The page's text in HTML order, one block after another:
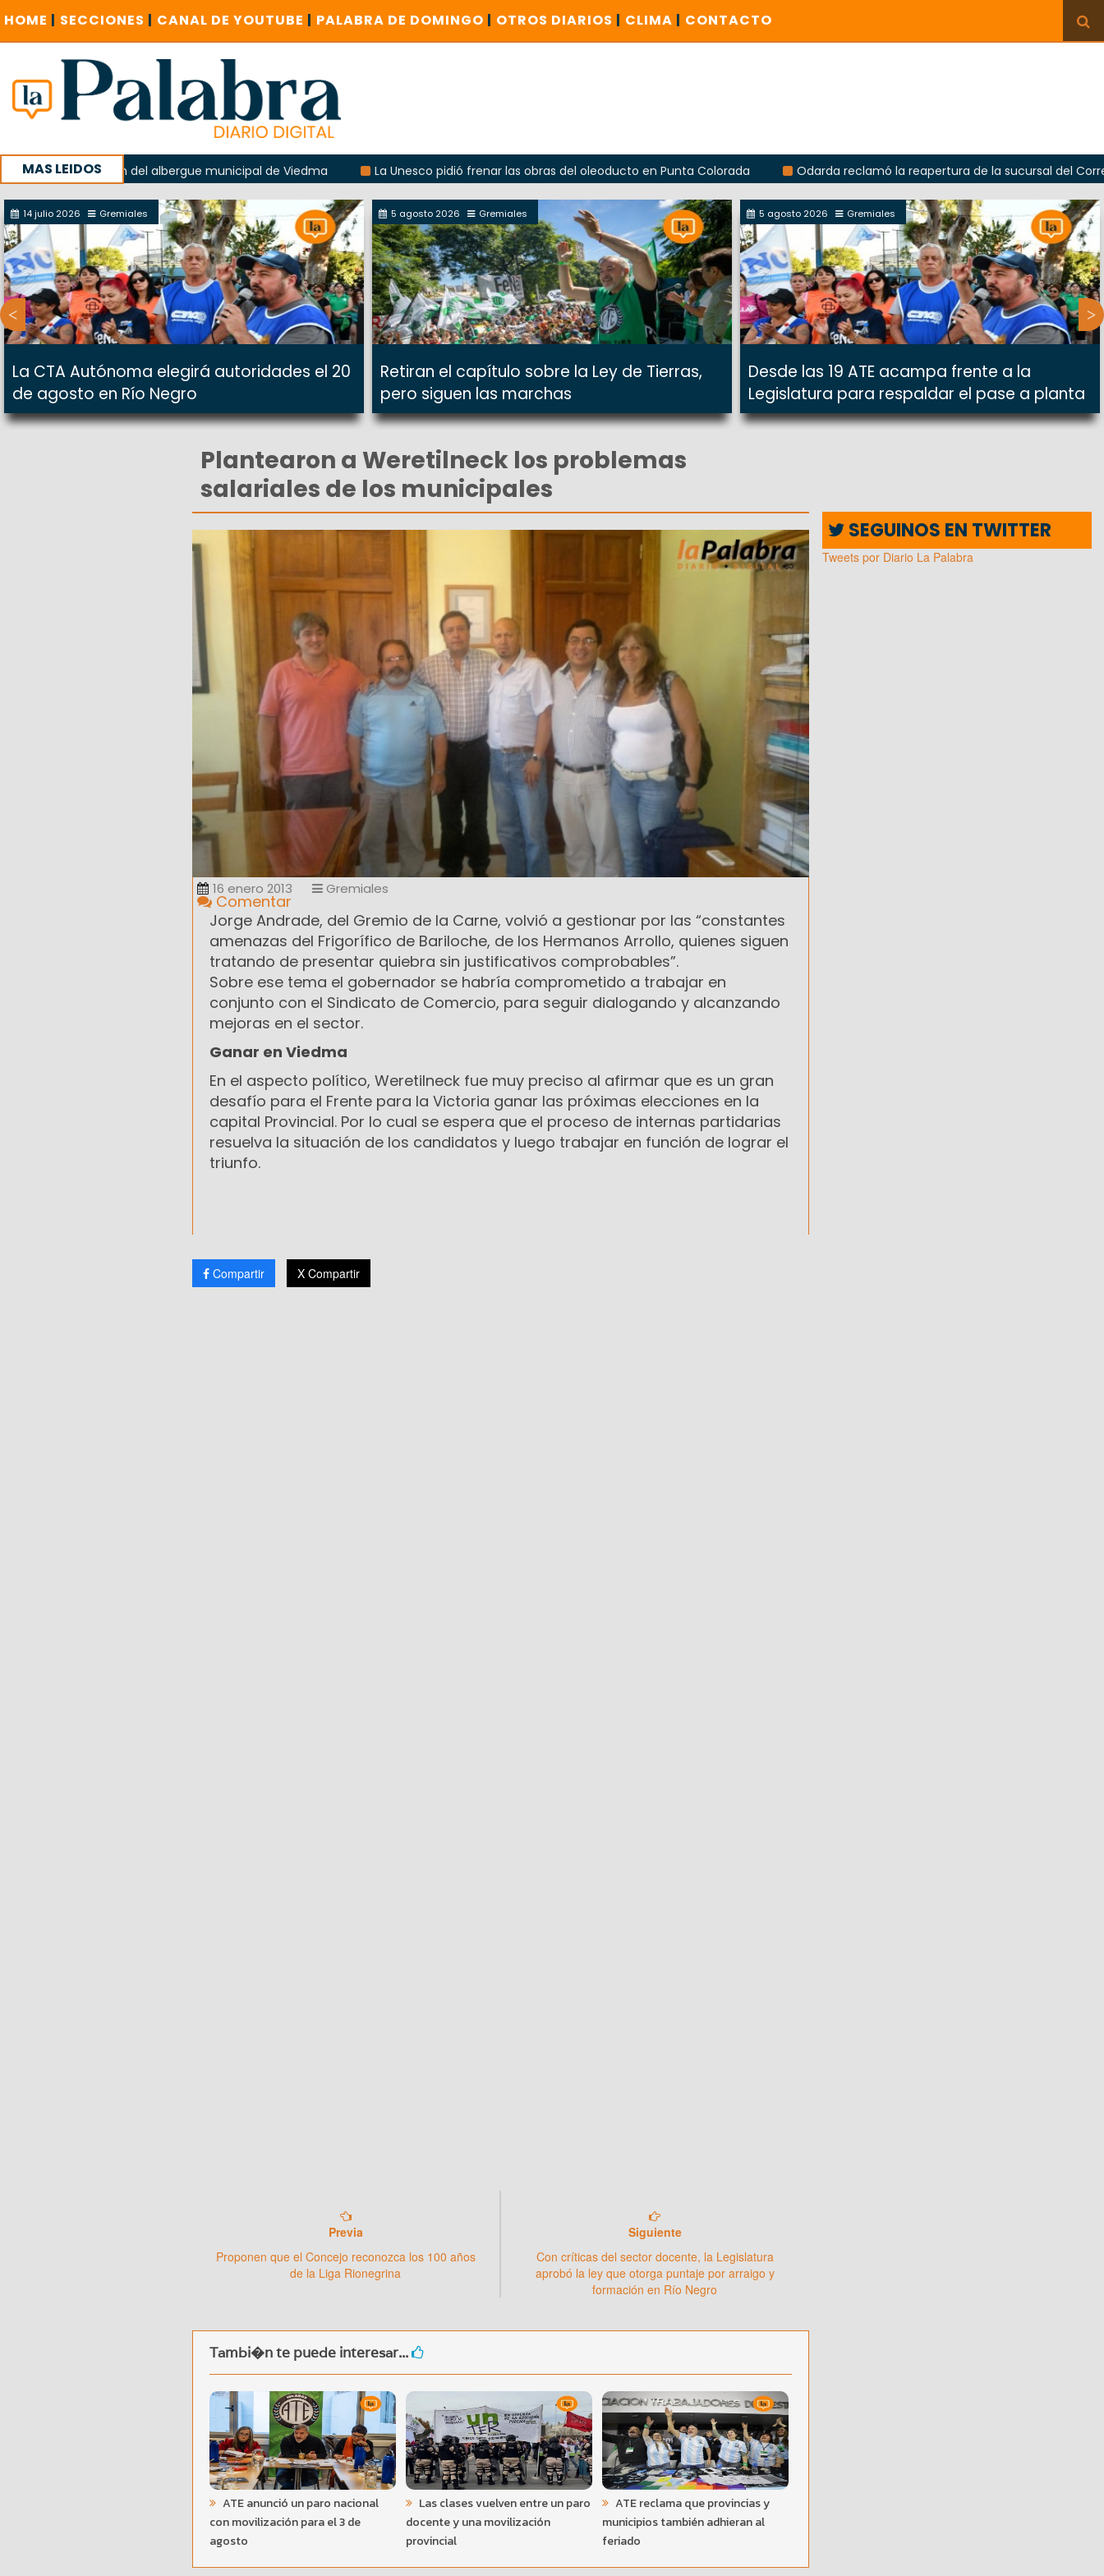
HOME | SECCIONES | CANAL DE YOUTUBE | PALABRA DE DOMINGO | OTROS DIARIOS | CLIMA | CONTACTO
MAS LEIDOS
explosión del albergue municipal de Viedma La Unesco pidió frenar las obras del oleoducto en Punta Colorada
Odarda reclamó la reapertura de la sucursal del Correo
con un encuentro provincial en Roca
14 julio 2026 Gremiales
La CTA Autónoma elegirá autoridades el 20
de agosto en Río Negro
5 agosto 2026 Gremiales
Retiran el capítulo sobre la Ley de Tierras,
pero siguen las marchas
5 agosto 2026 Gremiales
Desde las 19 ATE acampa frente a la
Legislatura para respaldar el pase a planta
Plantearon a Weretilneck los problemas
salariales de los municipales
16 enero 2013 Gremiales
Comentar
Jorge Andrade, del Gremio de la Carne, volvió a gestionar por las “constantes
amenazas del Frigorífico de Bariloche, de los Hermanos Arrollo, quienes siguen
tratando de presentar quiebra sin justificativos comprobables”.
Sobre ese tema el gobernador se habría comprometido a trabajar en
conjunto con el Sindicato de Comercio, para seguir dialogando y alcanzando
mejoras en el sector.
Ganar en Viedma
En el aspecto político, Weretilneck fue muy preciso al afirmar que es un gran
desafío para el Frente para la Victoria ganar las próximas elecciones en la
capital Provincial. Por lo cual se espera que el proceso de internas partidarias
resuelva la situación de los candidatos y luego trabajar en función de lograr el
triunfo.
Compartir X Compartir
Previa
Proponen que el Concejo reconozca los 100 años
de la Liga Rionegrina
Siguiente
Con críticas del sector docente, la Legislatura
aprobó la ley que otorga puntaje por arraigo y
formación en Río Negro
Tambi�n te puede interesar...
ATE anunció un paro nacional
con movilización para el 3 de
agosto
Las clases vuelven entre un paro
docente y una movilización
provincial
ATE reclama que provincias y
municipios también adhieran al
feriado
SEGUINOS EN TWITTER
Tweets por Diario La Palabra